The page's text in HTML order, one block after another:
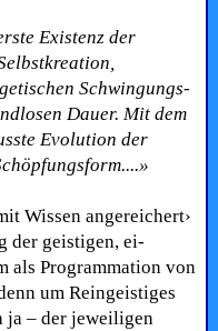
Existenz der
Schwingungs-
Dauer. Mit dem
Evolution der
Wissen angereichert›
der geistigen, ei-
als Programmation von
um Reingeistiges
ja – der jeweiligen